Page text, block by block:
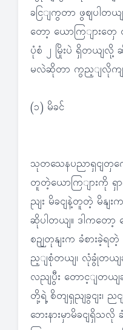
ခငြျကွတာ ဖွဈပါတ
တော့ ယောကြျားတှေ
ပုံစံ ၂ မြိုးပဲ ရှိတယျလို့
မလဲဆိုတာ ကွည့ျလိုကျရ
(၁) မိခင်
သုတသေနပညာရှငျတှက
တူတဲ့ယောကြျားကို ရှ
ညျး မိခငျနဲ့တူတဲ့ မိန
ဆိုပါတယျ။ ဒါကတော့
စဉျတုနျးက ခံစားခဲ့ရတဲ့
ည့ျစုံတယျ၊ လုံခွုံတယျ
လညျပွီး တောင့ျတယျ
တို့ရဲ့ စိတျရှညျခွငျး၊ ည
ဘေးနားမှာမိခငျရှိသလို